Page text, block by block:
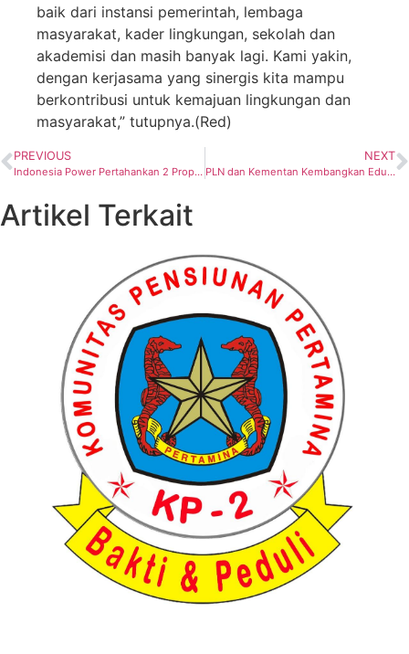
baik dari instansi pemerintah, lembaga
masyarakat, kader lingkungan, sekolah dan
akademisi dan masih banyak lagi. Kami yakin,
dengan kerjasama yang sinergis kita mampu
berkontribusi untuk kemajuan lingkungan dan
masyarakat,” tutupnya.(Red)
PREVIOUS
Indonesia Power Pertahankan 2 Proper Emas Dan Menjadi Penyumbang Terbanyak di PLN Grup
NEXT
PLN dan Kementan Kembangkan Eduwisata Smart Greenhouse
Artikel Terkait